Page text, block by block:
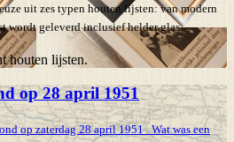
uit zes typen houten lijsten: van modern
wordt geleverd inclusief helder glas.
houten lijsten.
op 28 april 1951
op zaterdag 28 april 1951 . Wat was een